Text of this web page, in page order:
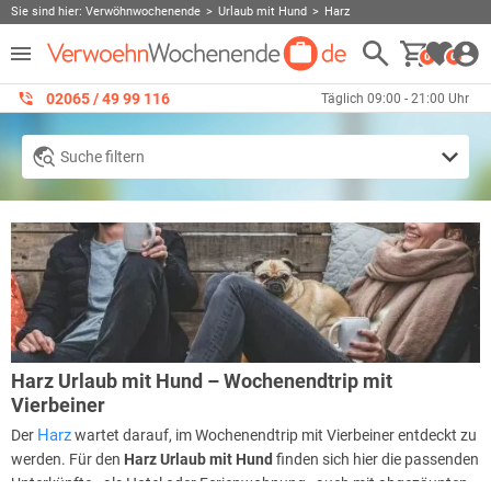
Sie sind hier: Verwöhnwochenende Urlaub mit Hund Harz
0 0
02065 / 49 ‌99 116 Täglich 09:00 - 21:00 Uhr
Suche filtern
Harz Urlaub mit Hund – Wochenendtrip mit
Vierbeiner
Der Harzwartet darauf, im Wochenendtrip mit Vierbeiner entdeckt zu
werden. Für den Harz Urlaub mit Hund finden sich hier die passenden
Unterkünfte - als Hotel oder Ferienwohnung, auch mit abgezäunten